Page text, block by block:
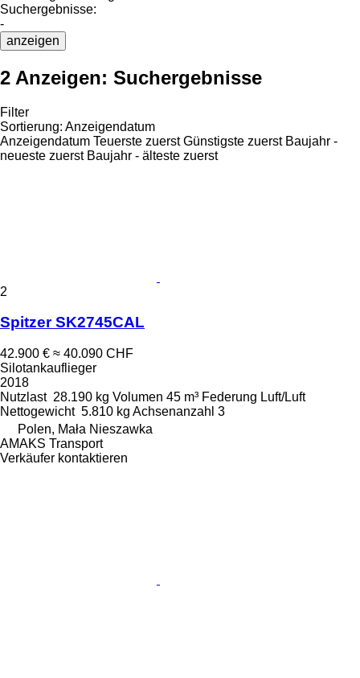
Suchergebnisse:
-
anzeigen
2 Anzeigen: Suchergebnisse
Filter
Sortierung: Anzeigendatum
Anzeigendatum Teuerste zuerst Günstigste zuerst Baujahr -
neueste zuerst Baujahr - älteste zuerst
2
Spitzer SK2745CAL
42.900 € ≈ 40.090 CHF
Silotankauflieger
2018
Nutzlast 28.190 kg Volumen 45 m³ Federung Luft/Luft
Nettogewicht 5.810 kg Achsenanzahl 3
Polen, Mała Nieszawka
AMAKS Transport
Verkäufer kontaktieren